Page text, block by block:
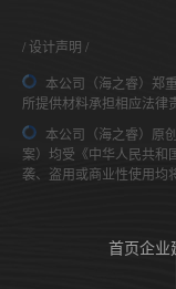
设计声明
本公司（海之睿）郑
所提供材料承担相应法律
本公司（海之睿）原
案）均受《中华人民共和
袭、盗用或商业性使用均
首页企业